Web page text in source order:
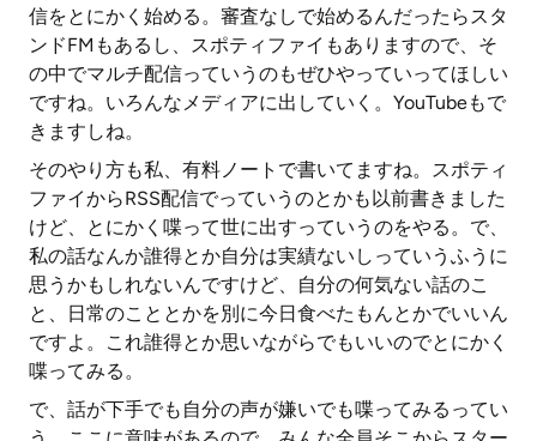
信をとにかく始める。審査なしで始めるんだったらスタ
ンドFMもあるし、スポティファイもありますので、そ
の中でマルチ配信っていうのもぜひやっていってほしい
ですね。いろんなメディアに出していく。YouTubeもで
きますしね。
そのやり方も私、有料ノートで書いてますね。スポティ
ファイからRSS配信でっていうのとかも以前書きました
けど、とにかく喋って世に出すっていうのをやる。で、
私の話なんか誰得とか自分は実績ないしっていうふうに
思うかもしれないんですけど、自分の何気ない話のこ
と、日常のこととかを別に今日食べたもんとかでいいん
ですよ。これ誰得とか思いながらでもいいのでとにかく
喋ってみる。
で、話が下手でも自分の声が嫌いでも喋ってみるってい